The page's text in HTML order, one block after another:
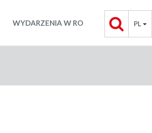
PL
WYDARZENIA W RO